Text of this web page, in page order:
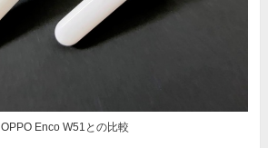
OPPO Enco W51との比較